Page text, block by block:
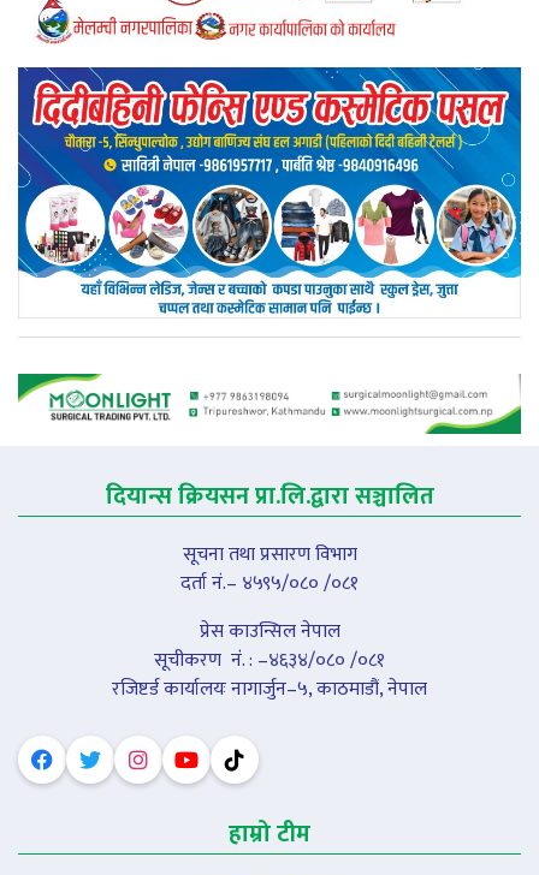
दियान्स क्रियसन प्रा.लि.द्वारा सञ्चालित
सूचना तथा प्रसारण विभाग
दर्ता नं.– ४५९५/०८० /०८१
प्रेस काउन्सिल नेपाल
सूचीकरण नंं. : –४६३४/०८० /०८१
रजिष्टर्ड कार्यालयः नागार्जुन–५, काठमाडौं, नेपाल
हाम्रो टीम